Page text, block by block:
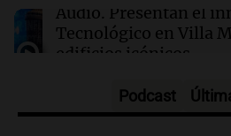
16:50 Mundo
Interrupciones en la venta
mexicanos a EE. UU.:
Audio. Presentan el
Tecnológico en Villa
edificios icónicos
Audio.Polémica en
Podcast